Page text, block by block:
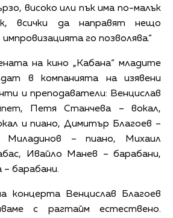
високо или пък има по-малък
всички да направят нещо
го позволява.“
на кино „Кабана“ младите
в компанията на изявени
и преподаватели: Венцислав
Петя Станчева – вокал,
и пиано, Димитър Благоев –
Миладинов – пиано, Михаил
Ивайло Манев – барабани,
– барабани.
концерта Венцислав Благоев
с рагтайм естествено.